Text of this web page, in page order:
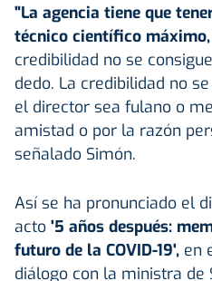
"La agencia tiene que
técnico científico
credibilidad no se
dedo. La credibilidad no
el director sea fulano o
amistad o por la razón
señalado Simón.
Así se ha pronunciado el
acto '5 años después:
futuro de la COVID-19', en
diálogo con la ministra de